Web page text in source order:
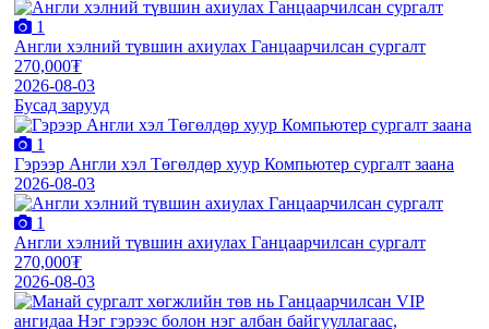
1
Англи хэлний түвшин ахиулах Ганцаарчилсан сургалт
270,000₮
2026-08-03
Бусад зарууд
1
Гэрээр Англи хэл Төгөлдөр хуур Компьютер сургалт заана
2026-08-03
1
Англи хэлний түвшин ахиулах Ганцаарчилсан сургалт
270,000₮
2026-08-03